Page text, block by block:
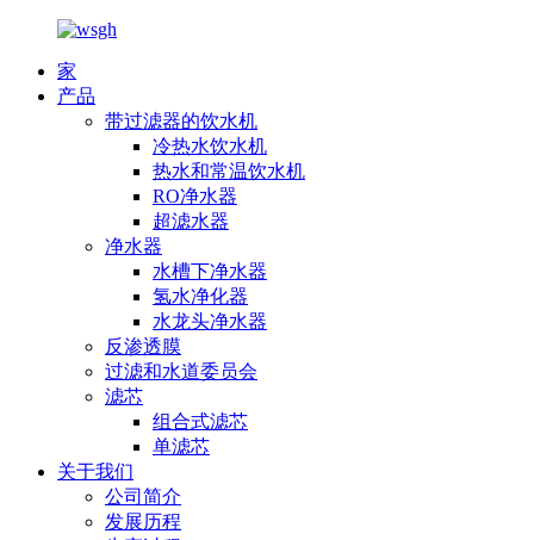
家
产品
带过滤器的饮水机
冷热水饮水机
热水和常温饮水机
RO净水器
超滤水器
净水器
水槽下净水器
氢水净化器
水龙头净水器
反渗透膜
过滤和水道委员会
滤芯
组合式滤芯
单滤芯
关于我们
公司简介
发展历程